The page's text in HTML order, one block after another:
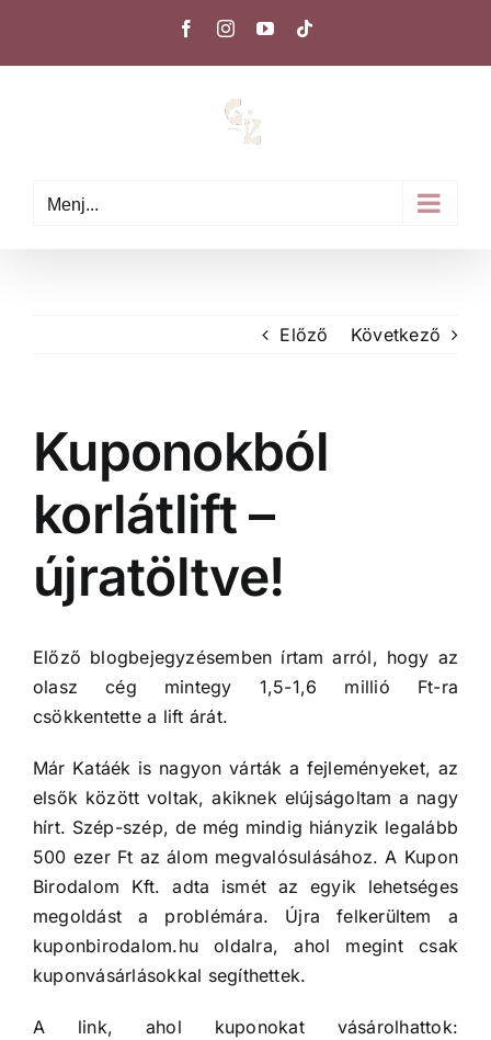
FacebookInstagramYouTube
Menj...
Előző Következő
Kuponokból
korlátlift –
újratöltve!
Előző blogbejegyzésemben írtam arról, hogy az
olasz cég mintegy 1,5-1,6 millió Ft-ra
csökkentette a lift árát.
Már Katáék is nagyon várták a fejleményeket, az
elsők között voltak, akiknek elújságoltam a nagy
hírt. Szép-szép, de még mindig hiányzik legalább
500 ezer Ft az álom megvalósulásához. A Kupon
Birodalom Kft. adta ismét az egyik lehetséges
megoldást a problémára. Újra felkerültem a
kuponbirodalom.hu oldalra, ahol megint csak
kuponvásárlásokkal segíthettek.
A link, ahol kuponokat vásárolhattok: